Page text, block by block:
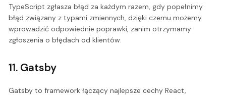
TypeScript zgłasza błąd za każdym razem, gdy popełnimy
błąd związany z typami zmiennych, dzięki czemu możemy
wprowadzić odpowiednie poprawki, zanim otrzymamy
zgłoszenia o błędach od klientów.
11. Gatsby
Gatsby to framework łączący najlepsze cechy React,